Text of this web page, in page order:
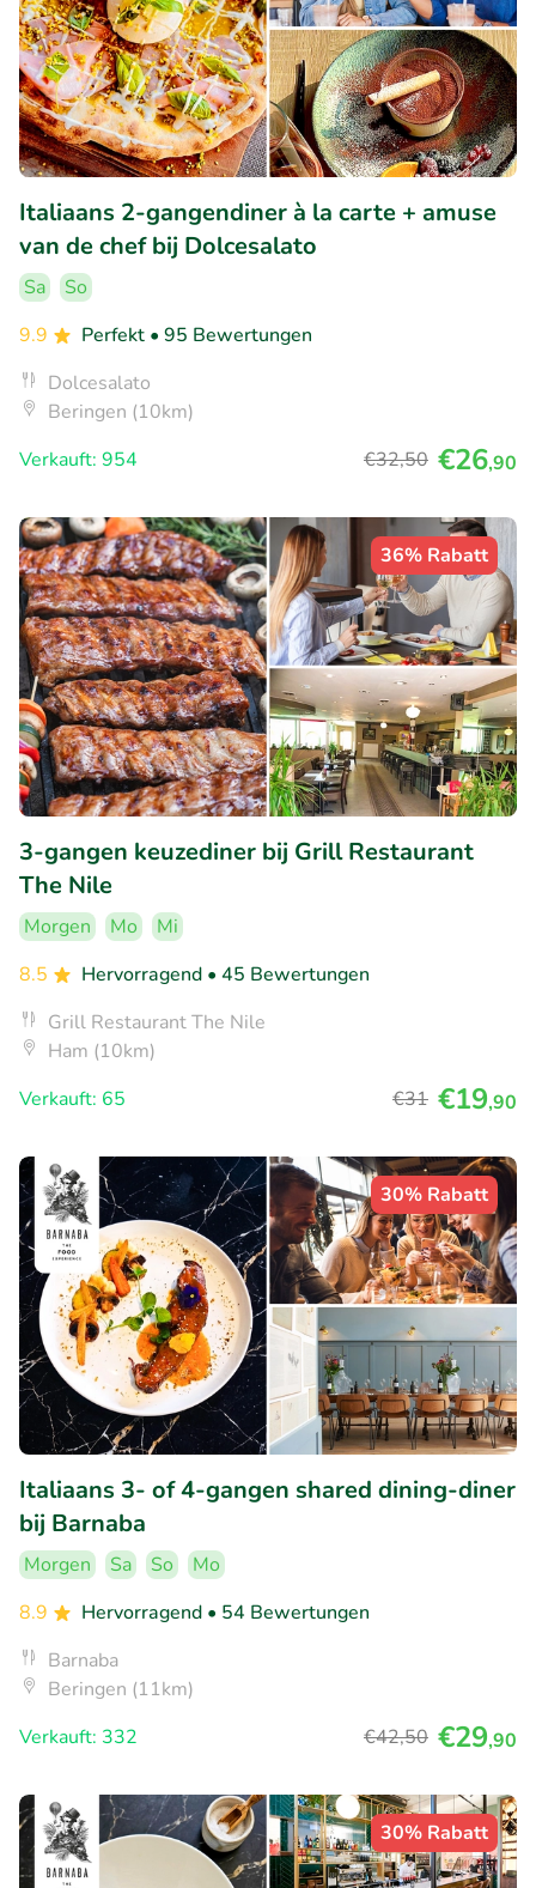
Italiaans 2-gangendiner à la carte + amuse
van de chef bij Dolcesalato
Sa
So
9.9
Perfekt • 95 Bewertungen
Dolcesalato
Beringen (10km)
Verkauft: 954
€32,50 €26,90
36% Rabatt
3-gangen keuzediner bij Grill Restaurant
The Nile
Morgen Mo
Mi
8.5
Hervorragend • 45 Bewertungen
Grill Restaurant The Nile
Ham (10km)
Verkauft: 65
€31 €19,90
30% Rabatt
Italiaans 3- of 4-gangen shared dining-diner
bij Barnaba
Morgen Sa So
Mo
8.9
Hervorragend • 54 Bewertungen
Barnaba
Beringen (11km)
Verkauft: 332
€42,50 €29,90
30% Rabatt